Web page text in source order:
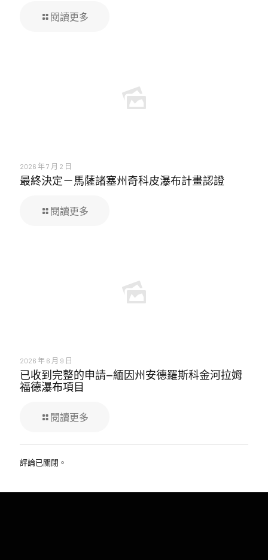
閱讀更多
2026 年 7 月 2 日
最終決定－馬薩諸塞州奇科皮瀑布計畫認證
閱讀更多
2026 年 6 月 9 日
已收到完整的申請—緬因州安德羅斯科金河拉姆
福德瀑布項目
閱讀更多
評論已關閉。